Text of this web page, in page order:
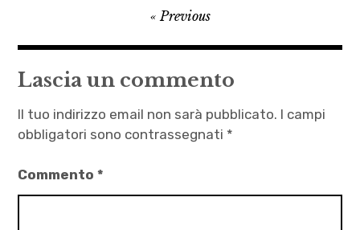
Navigazione
articoli
Previous
Lascia un commento
Il tuo indirizzo email non sarà pubblicato. I campi
obbligatori sono contrassegnati *
Commento*